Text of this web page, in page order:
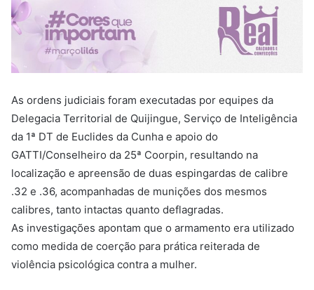
As ordens judiciais foram executadas por equipes da
Delegacia Territorial de Quijingue, Serviço de Inteligência
da 1ª DT de Euclides da Cunha e apoio do
GATTI/Conselheiro da 25ª Coorpin, resultando na
localização e apreensão de duas espingardas de calibre
.32 e .36, acompanhadas de munições dos mesmos
calibres, tanto intactas quanto deflagradas.
As investigações apontam que o armamento era utilizado
como medida de coerção para prática reiterada de
violência psicológica contra a mulher.